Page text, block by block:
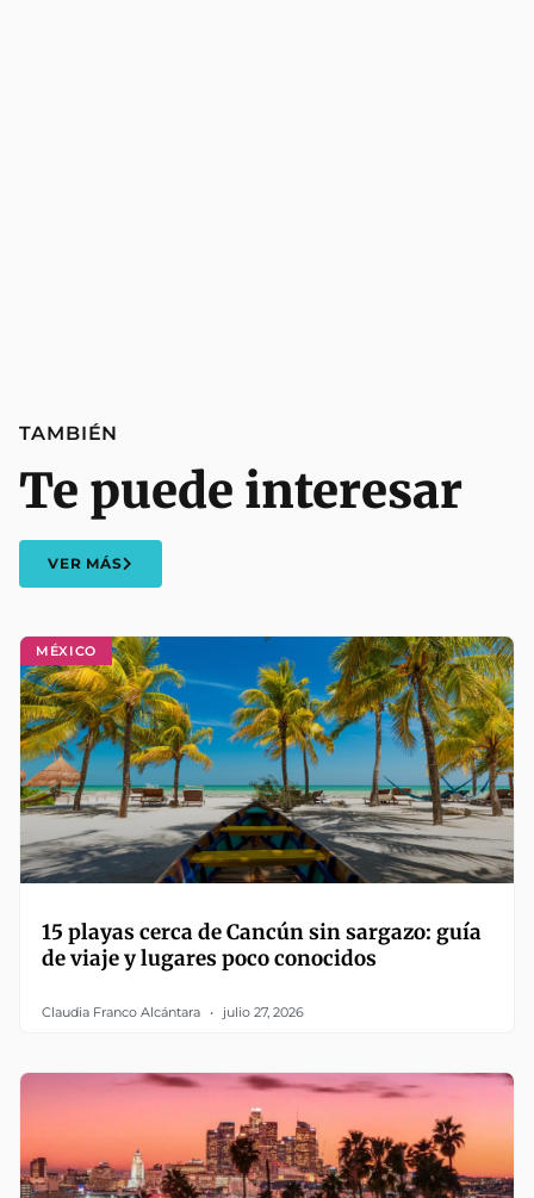
MÉXICO
15 playas cerca de Cancún sin sargazo: guía
de viaje y lugares poco conocidos
Claudia Franco Alcántara julio 27, 2026
TAMBIÉN
Te puede interesar
VER MÁS